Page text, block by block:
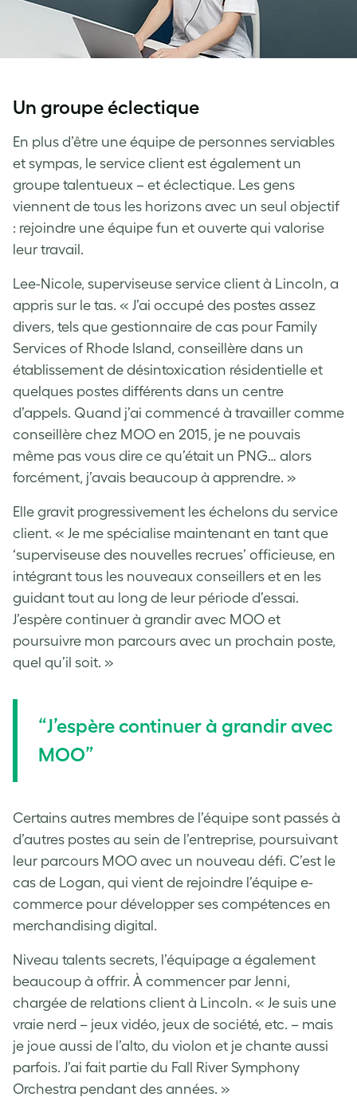
Un groupe éclectique
En plus d’être une équipe de personnes serviables
et sympas, le service client est également un
groupe talentueux – et éclectique. Les gens
viennent de tous les horizons avec un seul objectif
: rejoindre une équipe fun et ouverte qui valorise
leur travail.
Lee-Nicole, superviseuse service client à Lincoln, a
appris sur le tas. « J’ai occupé des postes assez
divers, tels que gestionnaire de cas pour Family
Services of Rhode Island, conseillère dans un
établissement de désintoxication résidentielle et
quelques postes différents dans un centre
d’appels. Quand j’ai commencé à travailler comme
conseillère chez MOO en 2015, je ne pouvais
même pas vous dire ce qu’était un PNG… alors
forcément, j’avais beaucoup à apprendre. »
Elle gravit progressivement les échelons du service
client. « Je me spécialise maintenant en tant que
‘superviseuse des nouvelles recrues’ officieuse, en
intégrant tous les nouveaux conseillers et en les
guidant tout au long de leur période d’essai.
J’espère continuer à grandir avec MOO et
poursuivre mon parcours avec un prochain poste,
quel qu’il soit. »
“J’espère continuer à grandir avec
MOO”
Certains autres membres de l’équipe sont passés à
d’autres postes au sein de l’entreprise, poursuivant
leur parcours MOO avec un nouveau défi. C’est le
cas de Logan, qui vient de rejoindre l’équipe e-
commerce pour développer ses compétences en
merchandising digital.
Niveau talents secrets, l’équipage a également
beaucoup à offrir. À commencer par Jenni,
chargée de relations client à Lincoln. « Je suis une
vraie nerd – jeux vidéo, jeux de société, etc. – mais
je joue aussi de l’alto, du violon et je chante aussi
parfois. J’ai fait partie du Fall River Symphony
Orchestra pendant des années. »